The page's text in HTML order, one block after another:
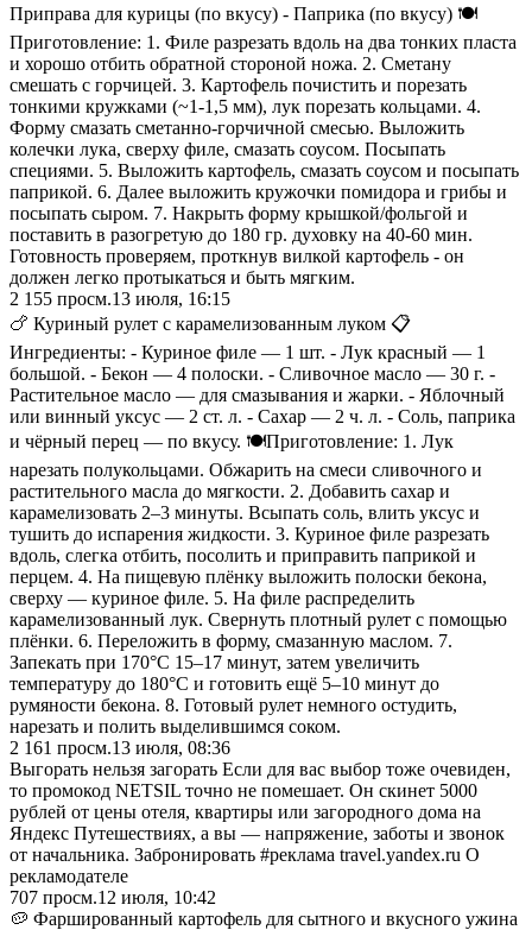
Приправа для курицы (по вкусу) - Паприка (по вкусу) 🍽️
Приготовление: 1. Филе разрезать вдоль на два тонких пласта
и хорошо отбить обратной стороной ножа. 2. Сметану
смешать с горчицей. 3. Картофель почистить и порезать
тонкими кружками (~1-1,5 мм), лук порезать кольцами. 4.
Форму смазать сметанно-горчичной смесью. Выложить
колечки лука, сверху филе, смазать соусом. Посыпать
специями. 5. Выложить картофель, смазать соусом и посыпать
паприкой. 6. Далее выложить кружочки помидора и грибы и
посыпать сыром. 7. Накрыть форму крышкой/фольгой и
поставить в разогретую до 180 гр. духовку на 40-60 мин.
Готовность проверяем, проткнув вилкой картофель - он
должен легко протыкаться и быть мягким.
2 155 просм.13 июля, 16:15
🍗 Куриный рулет с карамелизованным луком 📋
Ингредиенты: - Куриное филе — 1 шт. - Лук красный — 1
большой. - Бекон — 4 полоски. - Сливочное масло — 30 г. -
Растительное масло — для смазывания и жарки. - Яблочный
или винный уксус — 2 ст. л. - Сахар — 2 ч. л. - Соль, паприка
и чёрный перец — по вкусу. 🍽️Приготовление: 1. Лук
нарезать полукольцами. Обжарить на смеси сливочного и
растительного масла до мягкости. 2. Добавить сахар и
карамелизовать 2–3 минуты. Всыпать соль, влить уксус и
тушить до испарения жидкости. 3. Куриное филе разрезать
вдоль, слегка отбить, посолить и приправить паприкой и
перцем. 4. На пищевую плёнку выложить полоски бекона,
сверху — куриное филе. 5. На филе распределить
карамелизованный лук. Свернуть плотный рулет с помощью
плёнки. 6. Переложить в форму, смазанную маслом. 7.
Запекать при 170°C 15–17 минут, затем увеличить
температуру до 180°C и готовить ещё 5–10 минут до
румяности бекона. 8. Готовый рулет немного остудить,
нарезать и полить выделившимся соком.
2 161 просм.13 июля, 08:36
Выгорать нельзя загорать Если для вас выбор тоже очевиден,
то промокод NETSIL точно не помешает. Он скинет 5000
рублей от цены отеля, квартиры или загородного дома на
Яндекс Путешествиях, а вы — напряжение, заботы и звонок
от начальника. Забронировать #реклама travel.yandex.ru О
рекламодателе
707 просм.12 июля, 10:42
🥔 Фаршированный картофель для сытного и вкусного ужина